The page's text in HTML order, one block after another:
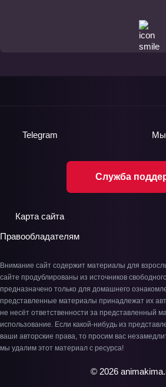
Служба
Telegram Мы
Карта сайта
Правообладателям
Внимание сайт содержит материалы для
сайте продублированы из источников
предназначено только для домашнего
представленные материалы принадлежат их
не несёт ответственности за представленный
использование. Если какой-нибудь из
ваши авторские права, то просим вас
мы удалим этот материал с ресурса!
© 2026